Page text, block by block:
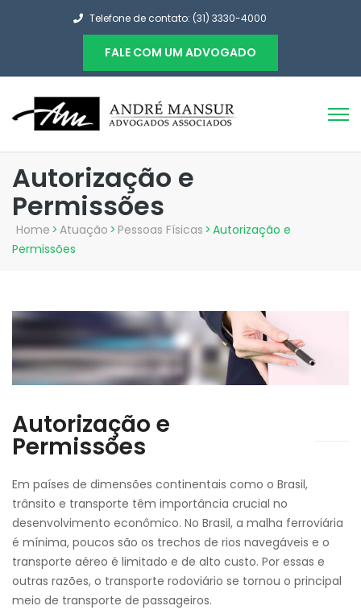
Telefone de contato: (31) 3330-4000
FALE COM UM ADVOGADO
Autorização e
Permissões
Home > Atuação > Pessoas Físicas > Autorização e
Permissões
Autorização e
Permissões
Em países de dimensões continentais como o Brasil,
trânsito e transporte têm importância crucial no
desenvolvimento econômico. No Brasil, a malha ferroviária
é mínima, poucos são os trechos de rios navegáveis e o
transporte aéreo é limitado e de alto custo. Por essas e
outras razões, o transporte rodoviário se tornou o principal
meio de transporte de passageiros.